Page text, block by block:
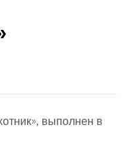
выполнен в